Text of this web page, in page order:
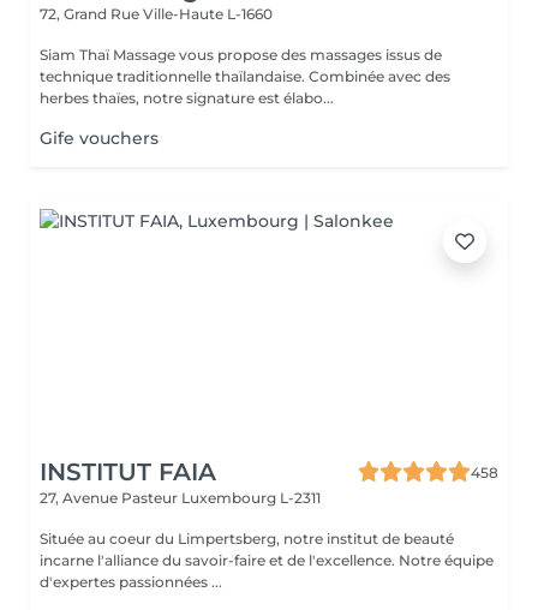
72, Grand Rue Ville-Haute L-1660
Siam Thaï Massage vous propose des massages issus de
technique traditionnelle thaïlandaise. Combinée avec des
herbes thaïes, notre signature est élabo...
Gife vouchers
INSTITUT FAIA
458
27, Avenue Pasteur Luxembourg L-2311
Située au coeur du Limpertsberg, notre institut de beauté
incarne l'alliance du savoir-faire et de l'excellence. Notre équipe
d'expertes passionnées ...